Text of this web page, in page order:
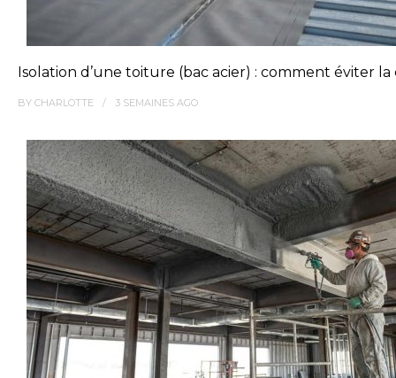
Isolation d’une toiture (bac acier) : comment éviter la
BY CHARLOTTE 3 SEMAINES AGO